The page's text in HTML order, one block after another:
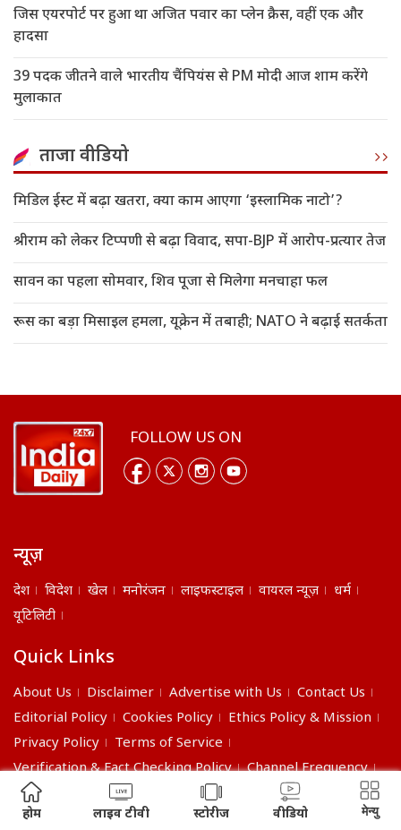
जिस एयरपोर्ट पर हुआ था अजित पवार का प्लेन क्रैस, वहीं एक और
हादसा
39 पदक जीतने वाले भारतीय चैंपियंस से PM मोदी आज शाम करेंगे
मुलाकात
ताजा वीडियो
मिडिल ईस्ट में बढ़ा खतरा, क्या काम आएगा ‘इस्लामिक नाटो’?
श्रीराम को लेकर टिप्पणी से बढ़ा विवाद, सपा-BJP में आरोप-प्रत्यार तेज
सावन का पहला सोमवार, शिव पूजा से मिलेगा मनचाहा फल
रूस का बड़ा मिसाइल हमला, यूक्रेन में तबाही; NATO ने बढ़ाई सतर्कता
FOLLOW US ON
न्यूज़
देश विदेश खेल मनोरंजन लाइफस्टाइल वायरल न्यूज़
धर्म
यूटिलिटी
Quick Links
About Us Disclaimer Advertise with Us
Contact Us
Editorial Policy
Cookies Policy
Ethics Policy & Mission
Privacy Policy
Terms of Service
Verification & Fact Checking Policy
Channel Frequency
©2026 India Daily. All right reserved.
होम लाइव टीवी स्टोरीज वीडियो मेन्यु